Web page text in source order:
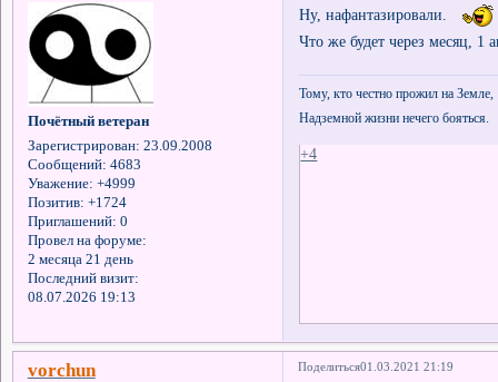
Почётный ветеран
Зарегистрирован: 23.09.2008
Сообщений: 4683
Уважение: +4999
Позитив: +1724
Приглашений: 0
Провел на форуме:
2 месяца 21 день
Последний визит:
08.07.2026 19:13
Ну, нафантазировали.
Что же будет через месяц, 1
Тому, кто честно прожил на Земле,
Надземной жизни нечего бояться.
+4
Поделиться01.03.2021 21:19
vorchun